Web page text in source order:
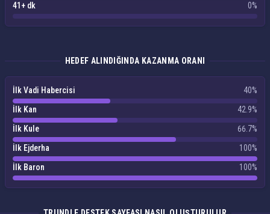
41+ dk
0%
HEDEF ALINDIĞINDA KAZANMA ORANI
İlk Vadi Habercisi
40%
İlk Kan
42.9%
İlk Kule
66.7%
İlk Ejderha
100%
İlk Baron
100%